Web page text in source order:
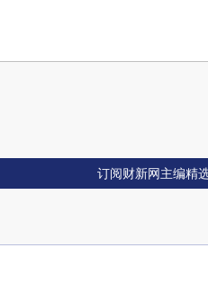
订阅财新网主编精